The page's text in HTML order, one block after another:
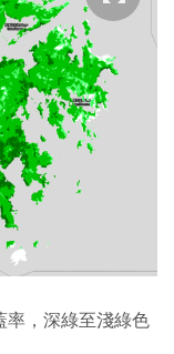
率，深綠至淺綠色